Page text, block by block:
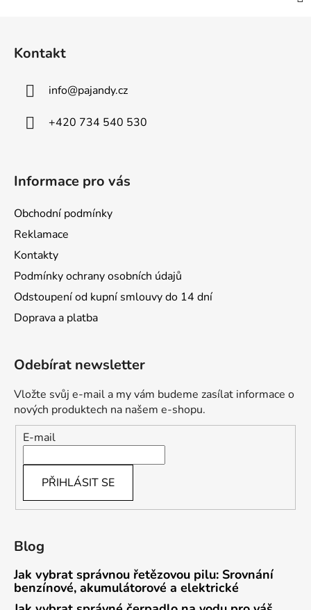
Kontakt
info@pajandy.cz
+420 734 540 530
Informace pro vás
Obchodní podmínky
Reklamace
Kontakty
Podmínky ochrany osobních údajů
Odstoupení od kupní smlouvy do 14 dní
Doprava a platba
Odebírat newsletter
Vložte svůj e-mail a my vám budeme zasílat informace o
nových produktech na našem e-shopu.
E-mail
PŘIHLÁSIT SE
Blog
Jak vybrat správnou řetězovou pilu: Srovnání
benzínové, akumulátorové a elektrické